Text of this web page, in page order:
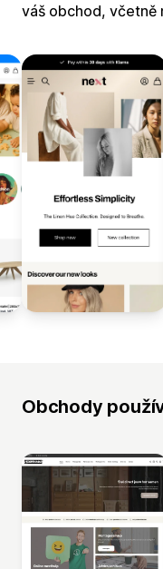
váš obchod, včetně
Obchody